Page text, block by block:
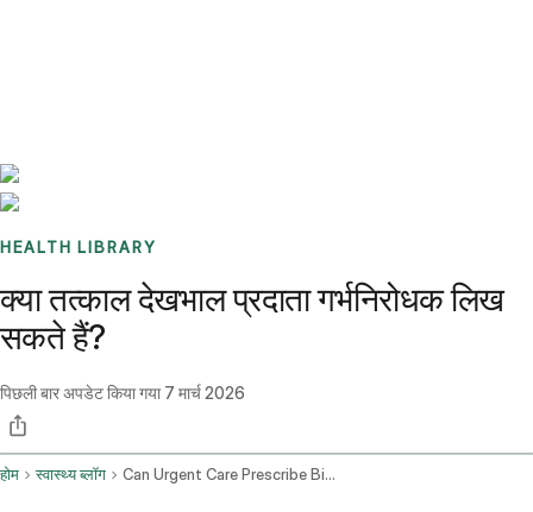
HEALTH LIBRARY
क्या तत्काल देखभाल प्रदाता गर्भनिरोधक लिख
सकते हैं?
पिछली बार अपडेट किया गया 7 मार्च 2026
होम स्वास्थ्य ब्लॉग Can Urgent Care Prescribe Birth Control